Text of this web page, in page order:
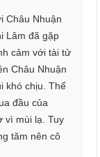
Châu Nhuận
Lâm đã gặp
cảm với tài tử
Châu Nhuận
khó chịu. Thế
đầu của
vì mùi lạ. Tuy
tăm nên cô